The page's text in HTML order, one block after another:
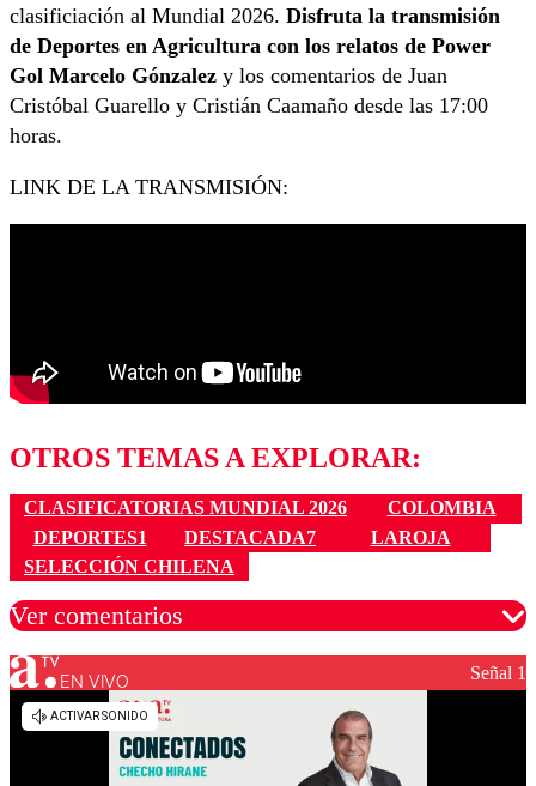
clasificiación al Mundial 2026. Disfruta la transmisión
de Deportes en Agricultura con los relatos de Power
Gol Marcelo Gónzalez y los comentarios de Juan
Cristóbal Guarello y Cristián Caamaño desde las 17:00
horas.
LINK DE LA TRANSMISIÓN:
OTROS TEMAS A EXPLORAR:
CLASIFICATORIAS MUNDIAL 2026
COLOMBIA
DEPORTES1
DESTACADA7
LAROJA
SELECCIÓN CHILENA
Ver comentarios
Los comentarios son moderados para garantizar un
diálogo respetuoso.
EN VIVO Señal 1